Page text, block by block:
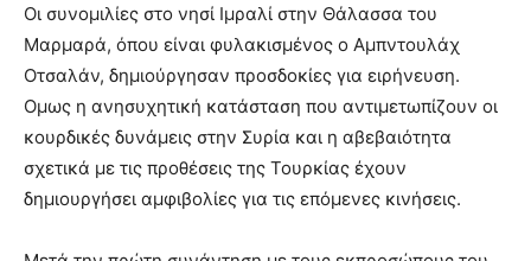
Οι συνομιλίες στο νησί Ιμραλί στην Θάλασσα του
Μαρμαρά, όπου είναι φυλακισμένος ο Αμπντουλάχ
Οτσαλάν, δημιούργησαν προσδοκίες για ειρήνευση.
Ομως η ανησυχητική κατάσταση που αντιμετωπίζουν οι
κουρδικές δυνάμεις στην Συρία και η αβεβαιότητα
σχετικά με τις προθέσεις της Τουρκίας έχουν
δημιουργήσει αμφιβολίες για τις επόμενες κινήσεις.